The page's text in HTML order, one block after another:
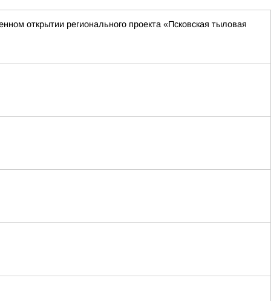
открытии регионального проекта «Псковская тыловая